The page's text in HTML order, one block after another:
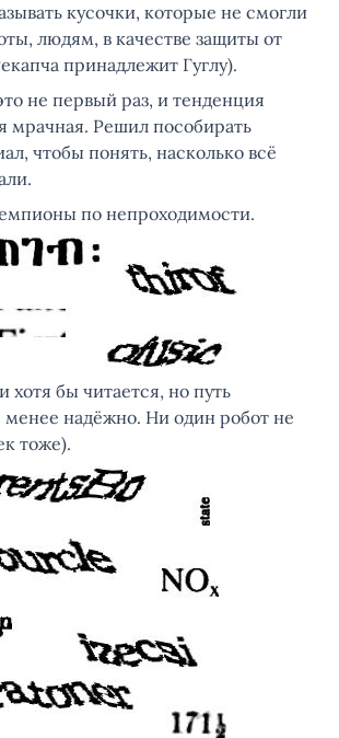
кусочки, которые не смогли
людям, в качестве защиты от
принадлежит Гуглу).
не первый раз, и тенденция
мрачная. Решил пособирать
чтобы понять, насколько всё
по непроходимости.
бы читается, но путь
менее надёжно. Ни один робот не
тоже).